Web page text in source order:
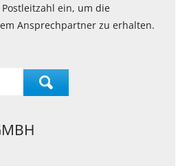
ein, um die
Ansprechpartner zu erhalten.